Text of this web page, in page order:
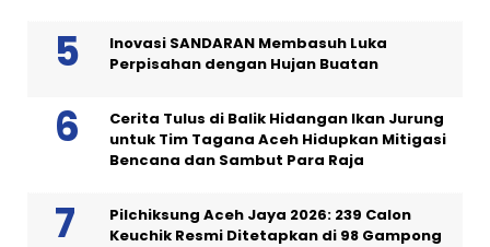
Inovasi SANDARAN Membasuh Luka
Perpisahan dengan Hujan Buatan
Cerita Tulus di Balik Hidangan Ikan Jurung
untuk Tim Tagana Aceh Hidupkan Mitigasi
Bencana dan Sambut Para Raja
Pilchiksung Aceh Jaya 2026: 239 Calon
Keuchik Resmi Ditetapkan di 98 Gampong